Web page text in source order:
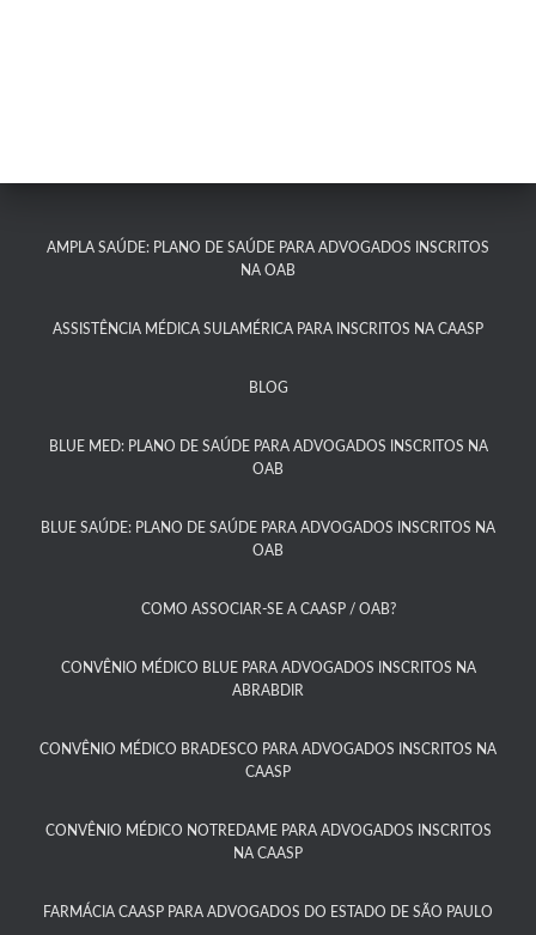
AMPLA SAÚDE: PLANO DE SAÚDE PARA ADVOGADOS INSCRITOS
NA OAB
ASSISTÊNCIA MÉDICA SULAMÉRICA PARA INSCRITOS NA CAASP​
BLOG
BLUE MED: PLANO DE SAÚDE PARA ADVOGADOS INSCRITOS NA
OAB
BLUE SAÚDE: PLANO DE SAÚDE PARA ADVOGADOS INSCRITOS NA
OAB​
COMO ASSOCIAR-SE A CAASP / OAB?​
CONVÊNIO MÉDICO BLUE PARA ADVOGADOS INSCRITOS NA
ABRABDIR
CONVÊNIO MÉDICO BRADESCO PARA ADVOGADOS INSCRITOS NA
CAASP​
CONVÊNIO MÉDICO NOTREDAME PARA ADVOGADOS INSCRITOS
NA CAASP​
FARMÁCIA CAASP PARA ADVOGADOS DO ESTADO DE SÃO PAULO​